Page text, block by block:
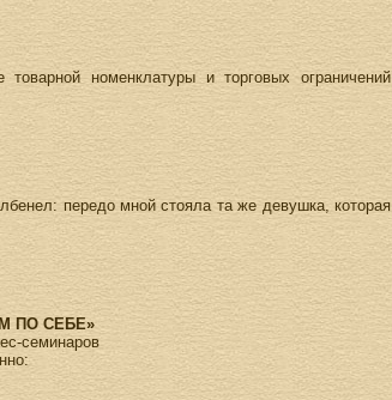
номенклатуры и торговых ограничений
передо мной стояла та же девушка, которая
ПО СЕБЕ»
семинаров